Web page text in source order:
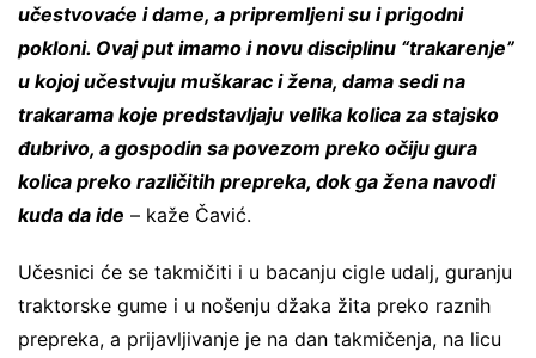
učestvovaće i dame, a pripremljeni su i prigodni
pokloni. Ovaj put imamo i novu disciplinu “trakarenje”
u kojoj učestvuju muškarac i žena, dama sedi na
trakarama koje predstavljaju velika kolica za stajsko
đubrivo, a gospodin sa povezom preko očiju gura
kolica preko različitih prepreka, dok ga žena navodi
kuda da ide – kaže Čavić.
Učesnici će se takmičiti i u bacanju cigle udalj, guranju
traktorske gume i u nošenju džaka žita preko raznih
prepreka, a prijavljivanje je na dan takmičenja, na licu